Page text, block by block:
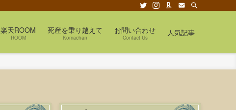
楽天ROOM
ROOM
死産を乗り越えて
Komachan
お問い合わせ
Contact Us
人気記事